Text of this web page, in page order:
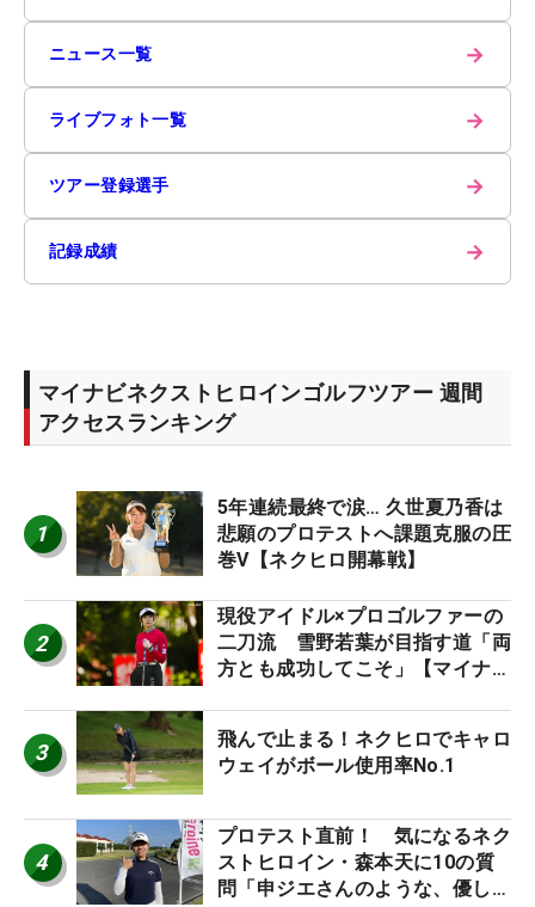
ニュース一覧 →
ライブフォト一覧 →
ツアー登録選手 →
記録成績 →
マイナビネクストヒロインゴルフツアー 週間
アクセスランキング
1
5年連続最終で涙… 久世夏乃香は
悲願のプロテストへ課題克服の圧
巻V【ネクヒロ開幕戦】
2
現役アイドル×プロゴルファーの
二刀流 雪野若葉が目指す道「両
方とも成功してこそ」【マイナビ
3
飛んで止まる！ネクヒロでキャロ
ウェイがボール使用率No.1
4
プロテスト直前！ 気になるネク
ストヒロイン・森本天に10の質
問「申ジエさんのような、優しく